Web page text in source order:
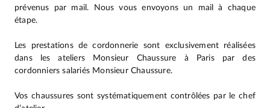
prévenus par mail. Nous vous envoyons un mail à chaque
étape.
Les prestations de cordonnerie sont exclusivement réalisées
dans les ateliers Monsieur Chaussure à Paris par des
cordonniers salariés Monsieur Chaussure.
Vos chaussures sont systématiquement contrôlées par le chef